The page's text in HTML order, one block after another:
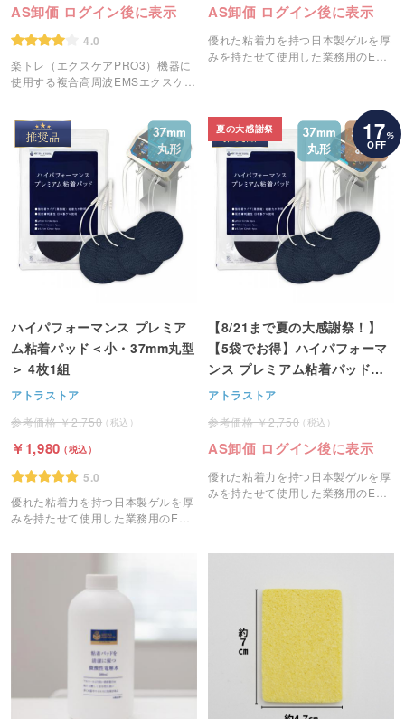
AS卸価 ログイン後に表示
4.0
楽トレ（エクスケアPRO3）機器に
使用する複合高周波EMSエクスケア
AS卸価 ログイン後に表示
優れた粘着力を持つ日本製ゲルを厚
みを持たせて使用した業務用のEMS
ハイパフォーマンス プレミア
ム粘着パッド＜小・37mm丸型
＞ 4枚1組
アトラストア
2,750
1,980
5.0
優れた粘着力を持つ日本製ゲルを厚
みを持たせて使用した業務用のEMS
【8/21まで夏の大感謝祭！】
【5袋でお得】ハイパフォーマ
ンス プレミアム粘着パッド＜
小・37mm丸型＞ 4枚1組
アトラストア
2,750
AS卸価 ログイン後に表示
優れた粘着力を持つ日本製ゲルを厚
みを持たせて使用した業務用のEMS
夏の大感謝祭 17%
OFF